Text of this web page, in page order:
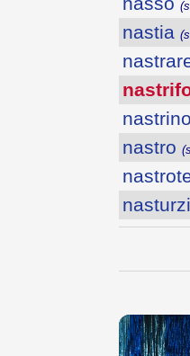
nastia
nastrino
nastro